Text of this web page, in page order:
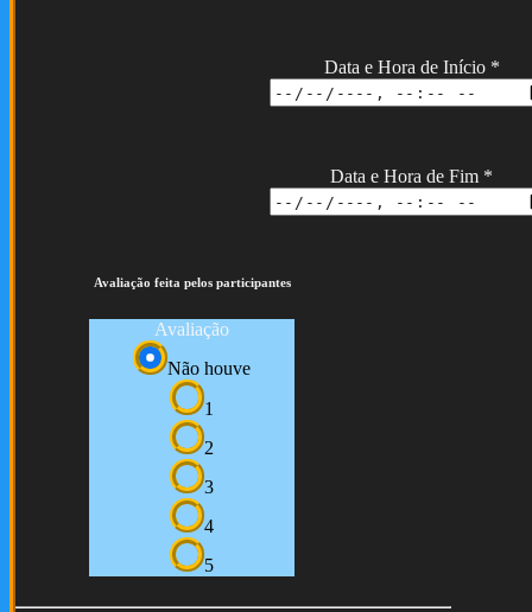
Data e Hora de Início *
Data e Hora de Fim *
Avaliação feita pelos participantes
Avaliação
Não houve
1
2
3
4
5